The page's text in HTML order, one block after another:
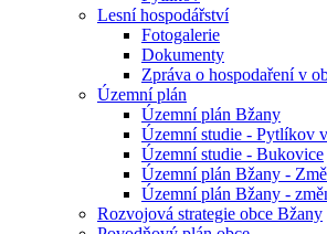
Lesní hospodářství
Fotogalerie
Dokumenty
Zpráva o hospodaření v
Územní plán
Územní plán Bžany
Územní studie - Pytlíkov
Územní studie - Bukovice
Územní plán Bžany -
Územní plán Bžany -
Rozvojová strategie obce Bžany